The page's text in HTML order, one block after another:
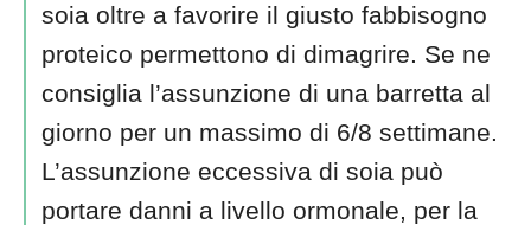
soia oltre a favorire il giusto fabbisogno
proteico permettono di dimagrire. Se ne
consiglia l’assunzione di una barretta al
giorno per un massimo di 6/8 settimane.
L’assunzione eccessiva di soia può
portare danni a livello ormonale, per la